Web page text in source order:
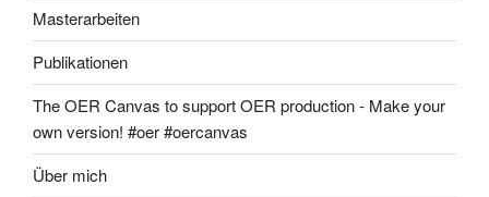
Masterarbeiten
Publikationen
The OER Canvas to support OER production - Make your
own version! #oer #oercanvas
Über mich